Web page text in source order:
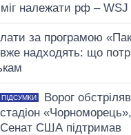
належати рф – WSJ
за програмою
надходять: що
ПІДСУМКИ
Ворог обстріляв
стадіон
Сенат США підтримав